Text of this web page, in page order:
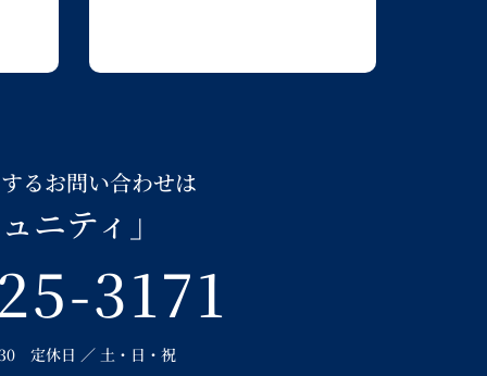
るお問い合わせは
ニティ」
3171
定休日 ／ 土・日・祝